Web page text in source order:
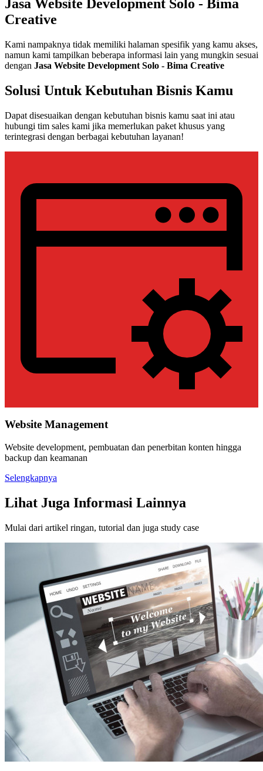
Jasa Website Development Solo - Bima
Creative
Kami nampaknya tidak memiliki halaman spesifik yang kamu akses,
namun kami tampilkan beberapa informasi lain yang mungkin sesuai
dengan Jasa Website Development Solo - Bima Creative
Solusi Untuk Kebutuhan Bisnis Kamu
Dapat disesuaikan dengan kebutuhan bisnis kamu saat ini atau
hubungi tim sales kami jika memerlukan paket khusus yang
terintegrasi dengan berbagai kebutuhan layanan!
Website Management
Website development, pembuatan dan penerbitan konten hingga
backup dan keamanan
Selengkapnya
Lihat Juga Informasi Lainnya
Mulai dari artikel ringan, tutorial dan juga study case